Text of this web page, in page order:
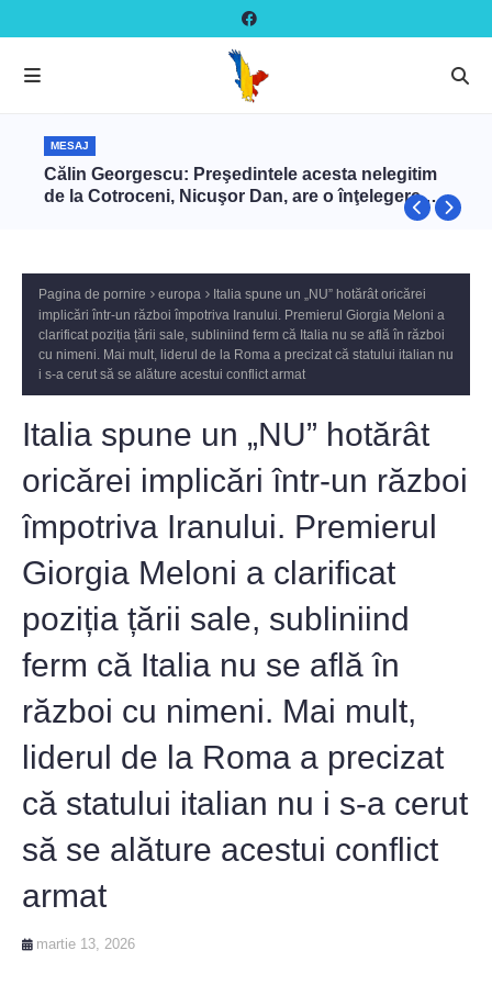
MESAJ
Călin Georgescu: Preşedintele acesta nelegitim
de la Cotroceni, Nicuşor Dan, are o înţelegere cu
Zelenski ca să târască NATO în război cu Rusia
Pagina de pornire europa
Italia spune un „NU” hotărât oricărei
implicări într-un război împotriva Iranului. Premierul Giorgia Meloni a
clarificat poziția țării sale, subliniind ferm că Italia nu se află în război
cu nimeni. Mai mult, liderul de la Roma a precizat că statului italian nu
i s-a cerut să se alăture acestui conflict armat
Italia spune un „NU” hotărât
oricărei implicări într-un război
împotriva Iranului. Premierul
Giorgia Meloni a clarificat
poziția țării sale, subliniind
ferm că Italia nu se află în
război cu nimeni. Mai mult,
liderul de la Roma a precizat
că statului italian nu i s-a cerut
să se alăture acestui conflict
armat
martie 13, 2026